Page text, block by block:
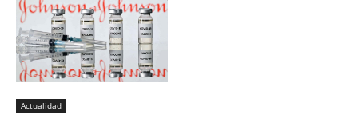
Actualidad